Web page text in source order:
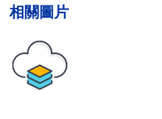
相關圖片